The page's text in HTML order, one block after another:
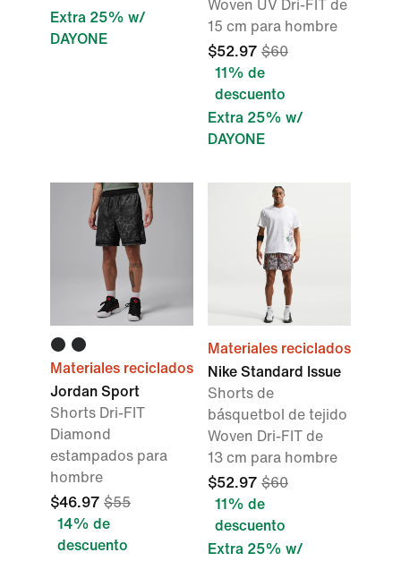
Extra 25% w/
DAYONE
Woven UV Dri-FIT de
15 cm para hombre
$52.97 $60
11% de
descuento
Extra 25% w/
DAYONE
Materiales reciclados
Jordan Sport
Shorts Dri-FIT
Diamond
estampados para
hombre
$46.97 $55
14% de
descuento
Materiales reciclados
Nike Standard Issue
Shorts de
básquetbol de tejido
Woven Dri-FIT de
13 cm para hombre
$52.97 $60
11% de
descuento
Extra 25% w/